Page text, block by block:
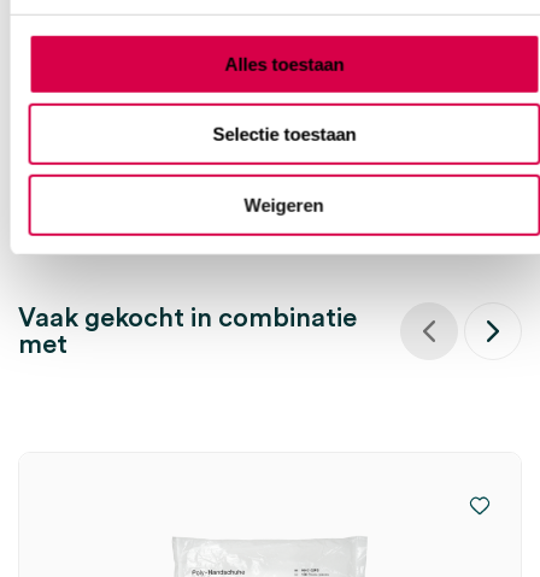
Alles toestaan
Selectie toestaan
Weigeren
Direct leverbaar
Vaak gekocht in combinatie
met